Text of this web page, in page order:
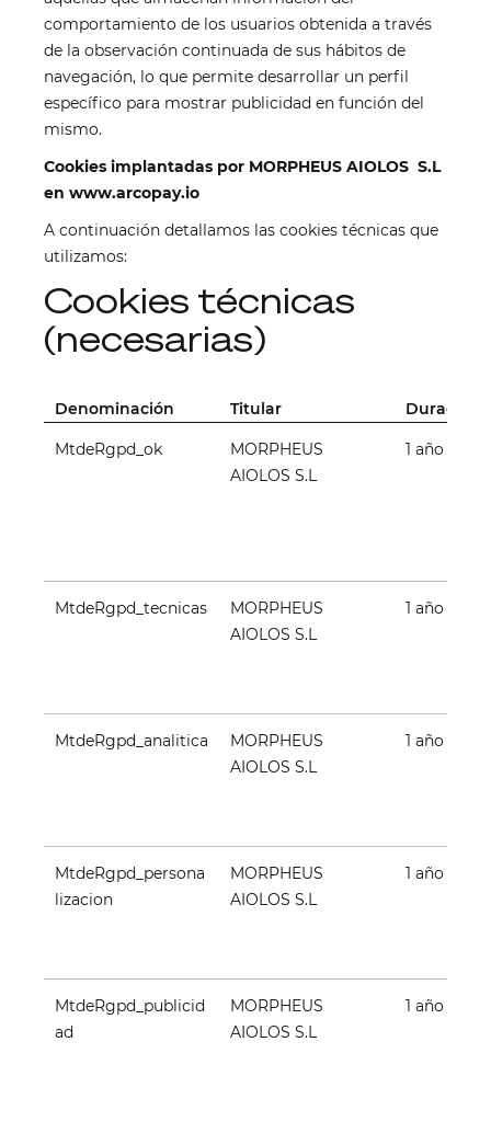
comportamiento de los usuarios obtenida a través
de la observación continuada de sus hábitos de
navegación, lo que permite desarrollar un perfil
específico para mostrar publicidad en función del
mismo.
Cookies implantadas por MORPHEUS AIOLOS S.L
en www.arcopay.io
A continuación detallamos las cookies técnicas que
utilizamos:
Cookies técnicas
(necesarias)
Denominación Titular Duración
MtdeRgpd_ok
MORPHEUS
AIOLOS S.L
1 año
MtdeRgpd_tecnicas
MORPHEUS
AIOLOS S.L
1 año
MtdeRgpd_analitica
MORPHEUS
AIOLOS S.L
1 año
MtdeRgpd_persona
lizacion
MORPHEUS
AIOLOS S.L
1 año
MtdeRgpd_publicid
ad
MORPHEUS
AIOLOS S.L
1 año